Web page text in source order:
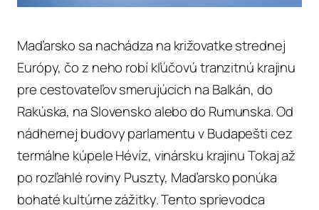
Maďarsko sa nachádza na križovatke strednej
Európy, čo z neho robí kľúčovú tranzitnú krajinu
pre cestovateľov smerujúcich na Balkán, do
Rakúska, na Slovensko alebo do Rumunska. Od
nádhernej budovy parlamentu v Budapešti cez
termálne kúpele Hévíz, vinársku krajinu Tokaj až
po rozľahlé roviny Puszty, Maďarsko ponúka
bohaté kultúrne zážitky. Tento sprievodca